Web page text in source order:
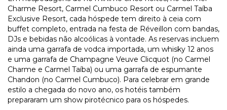
Charme Resort, Carmel Cumbuco Resort ou Carmel Taíba
Exclusive Resort, cada hóspede tem direito à ceia com
buffet completo, entrada na festa de Réveillon com bandas,
DJs e bebidas não alcoólicas à vontade. As reservas incluem
ainda uma garrafa de vodca importada, um whisky 12 anos
e uma garrafa de Champagne Veuve Clicquot (no Carmel
Charme e Carmel Taíba) ou uma garrafa de espumante
Chandon (no Carmel Cumbuco). Para celebrar em grande
estilo a chegada do novo ano, os hotéis também
prepararam um show pirotécnico para os hóspedes.